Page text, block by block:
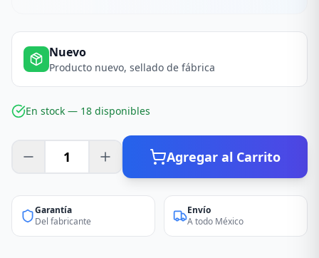
Nuevo
Producto nuevo, sellado de fábrica
En stock — 18 disponibles
Agregar al Carrito
Garantía
Del fabricante
Envío
A todo México